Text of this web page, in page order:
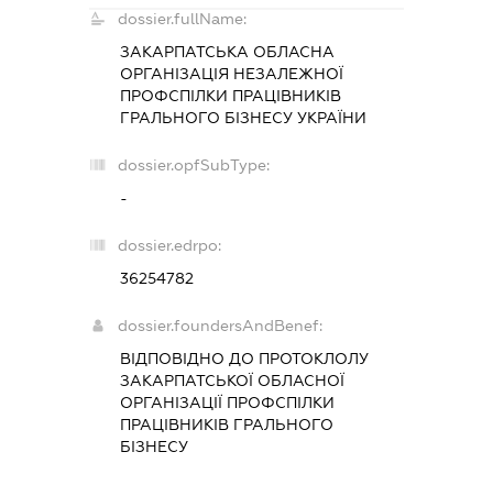
dossier.fullName:
ЗАКАРПАТСЬКА ОБЛАСНА
ОРГАНІЗАЦІЯ НЕЗАЛЕЖНОЇ
ПРОФСПІЛКИ ПРАЦІВНИКІВ
ГРАЛЬНОГО БІЗНЕСУ УКРАЇНИ
dossier.opfSubType:
-
dossier.edrpo:
36254782
dossier.foundersAndBenef:
ВІДПОВІДНО ДО ПРОТОКЛОЛУ
ЗАКАРПАТСЬКОЇ ОБЛАСНОЇ
ОРГАНІЗАЦІЇ ПРОФСПІЛКИ
ПРАЦІВНИКІВ ГРАЛЬНОГО
БІЗНЕСУ